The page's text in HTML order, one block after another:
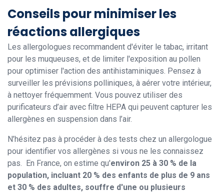
Conseils pour minimiser les
réactions allergiques
Les allergologues recommandent d'éviter le tabac, irritant
pour les muqueuses, et de limiter l'exposition au pollen
pour optimiser l'action des antihistaminiques. Pensez à
surveiller les prévisions polliniques, à aérer votre intérieur,
à nettoyer fréquemment. Vous pouvez utiliser des
purificateurs d’air avec filtre HEPA qui peuvent capturer les
allergènes en suspension dans l’air.
N’hésitez pas à procéder à des tests chez un allergologue
pour identifier vos allergènes si vous ne les connaissez
pas. En France, on estime qu'environ 25 à 30 % de la
population, incluant 20 % des enfants de plus de 9 ans
et 30 % des adultes, souffre d'une ou plusieurs